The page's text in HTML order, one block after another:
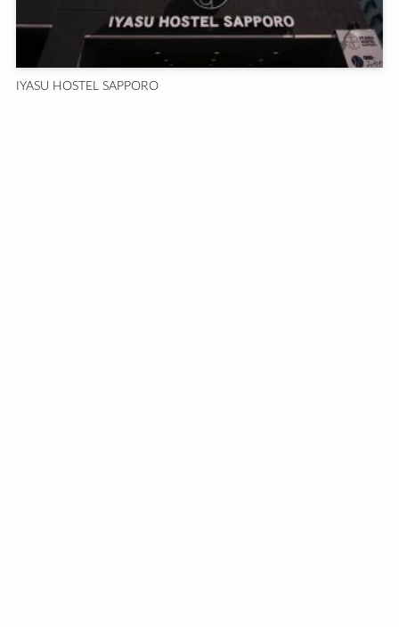
IYASU HOSTEL SAPPORO